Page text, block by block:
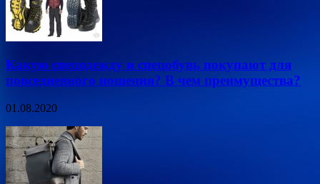
Какую спецодежду и спецобувь покупают для
повседневного ношения? В чем преимущества?
01.08.2020